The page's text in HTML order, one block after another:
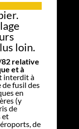
loin.
82 relative
et à
interdit à
fusil des
en
(y
de
et
de